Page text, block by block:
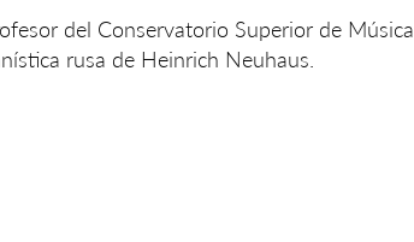
del Conservatorio Superior de Música
rusa de Heinrich Neuhaus.